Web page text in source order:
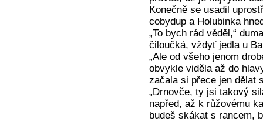
Konečně se usadil
cobydup a Holubinka
„To bych rád věděl,“
čiloučká, vždyť jedla u
„Ale od všeho jenom
obvykle viděla až do
začala si přece jen dělat
„Drnovče, ty jsi takový
napřed, až k růžovému
budeš skákat s rancem,